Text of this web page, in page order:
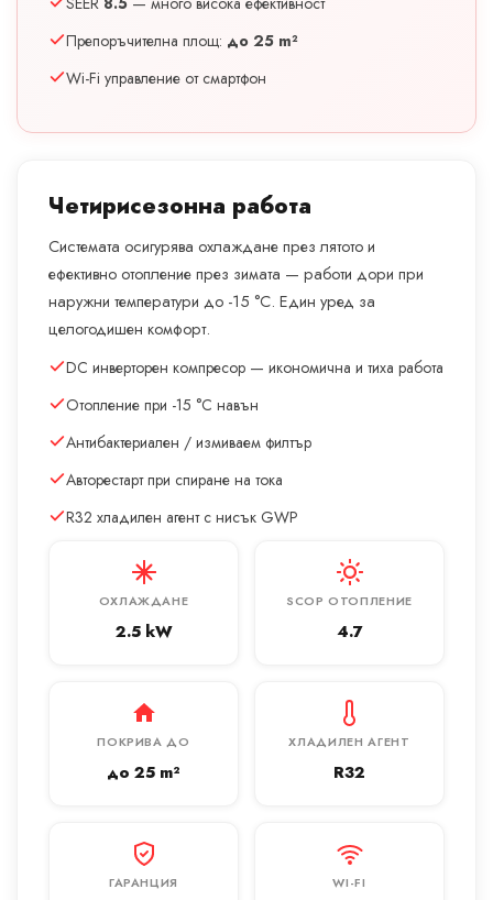
Препоръчителна площ: до 25 m²
Wi-Fi управление от смартфон
Четирисезонна работа
Системата осигурява охлаждане през лятото и
ефективно отопление през зимата — работи дори при
наружни температури до -15 °C. Един уред за
целогодишен комфорт.
DC инверторен компресор — икономична и тиха работа
Отопление при -15 °C навън
Антибактериален / измиваем филтър
Авторестарт при спиране на тока
R32 хладилен агент с нисък GWP
ОХЛАЖДАНЕ
2.5 kW
SCOP ОТОПЛЕНИЕ
4.7
ПОКРИВА ДО
до 25 m²
ХЛАДИЛЕН АГЕНТ
R32
ГАРАНЦИЯ WI-FI